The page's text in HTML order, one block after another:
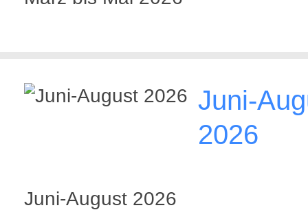
Juni-
2026
Juni-August 2026